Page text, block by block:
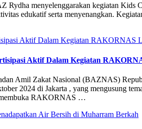
Rydha menyelenggarakan kegiatan
edukatif serta menyenangkan.
Aktif Dalam Kegiatan
Amil Zakat Nasional (BAZNAS)
2024 di Jakarta , yang mengusung
RAKORNAS …